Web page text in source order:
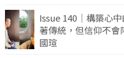
Issue 140｜構築心
著傳統，但信仰不
國瑄